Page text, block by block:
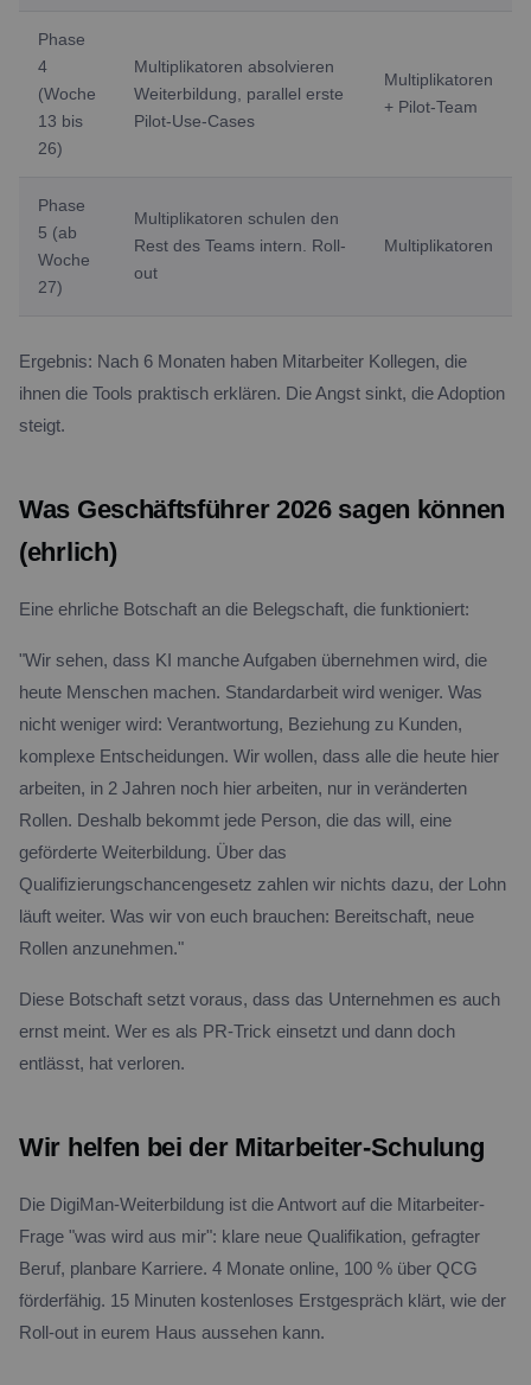
Phase
4
(Woche
13 bis
26)
Multiplikatoren absolvieren
Weiterbildung, parallel erste
Pilot-Use-Cases
Multiplikatoren
+ Pilot-Team
Phase
5 (ab
Woche
27)
Multiplikatoren schulen den
Rest des Teams intern. Roll-
out
Multiplikatoren
Ergebnis: Nach 6 Monaten haben Mitarbeiter Kollegen, die
ihnen die Tools praktisch erklären. Die Angst sinkt, die Adoption
steigt.
Was Geschäftsführer 2026 sagen können
(ehrlich)
Eine ehrliche Botschaft an die Belegschaft, die funktioniert:
"Wir sehen, dass KI manche Aufgaben übernehmen wird, die
heute Menschen machen. Standardarbeit wird weniger. Was
nicht weniger wird: Verantwortung, Beziehung zu Kunden,
komplexe Entscheidungen. Wir wollen, dass alle die heute hier
arbeiten, in 2 Jahren noch hier arbeiten, nur in veränderten
Rollen. Deshalb bekommt jede Person, die das will, eine
geförderte Weiterbildung. Über das
Qualifizierungschancengesetz zahlen wir nichts dazu, der Lohn
läuft weiter. Was wir von euch brauchen: Bereitschaft, neue
Rollen anzunehmen."
Diese Botschaft setzt voraus, dass das Unternehmen es auch
ernst meint. Wer es als PR-Trick einsetzt und dann doch
entlässt, hat verloren.
Wir helfen bei der Mitarbeiter-Schulung
Die DigiMan-Weiterbildung ist die Antwort auf die Mitarbeiter-
Frage "was wird aus mir": klare neue Qualifikation, gefragter
Beruf, planbare Karriere. 4 Monate online, 100 % über QCG
förderfähig. 15 Minuten kostenloses Erstgespräch klärt, wie der
Roll-out in eurem Haus aussehen kann.